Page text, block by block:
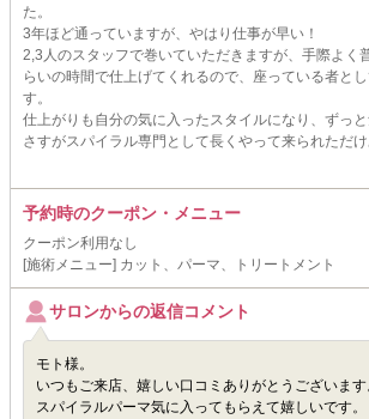
た。
3年ほど通っていますが、やはり仕事が早い！
2,3人のスタッフで巻いていただきますが、手際よく
らいの時間で仕上げてくれるので、座っている者と
す。
仕上がりも自分の気に入ったスタイルになり、ずっと
さすがスパイラル専門として長くやって来られただけ
予約時のクーポン・メニュー
クーポン利用なし
[施術メニュー] カット、パーマ、トリートメント
サロンからの返信コメント
モト様。
いつもご来店、嬉しい口コミありがとうございます
スパイラルパーマ気に入ってもらえて嬉しいです。